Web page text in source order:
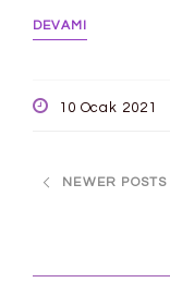
DEVAMI
10 Ocak 2021
NEWER POSTS